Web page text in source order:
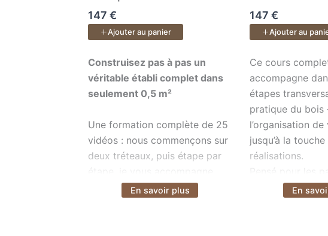
147 €
Ajouter au panier
Construisez pas à pas un véritable établi complet
Construisez pas à pas un
véritable établi complet dans
seulement 0,5 m²
Une formation complète de 25
vidéos : nous commençons sur
deux tréteaux, puis étape par
étape, je vous accompagne
jusqu’à votre établi pliant
Voir plusEn savoir plus
147 €
Ajouter au
Ce cours
Ce cours
accompagne
étapes
pratique du
l’organisation
jusqu’à la
réalisations.
Pensé pour les
veulent
Voir plusEn